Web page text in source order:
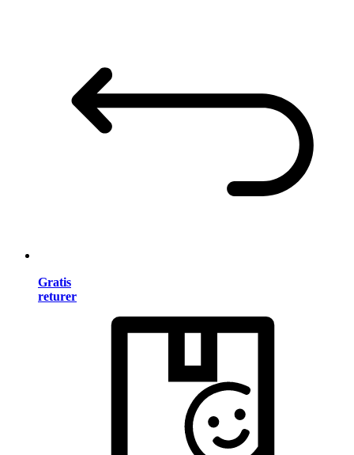
Gratis
returer